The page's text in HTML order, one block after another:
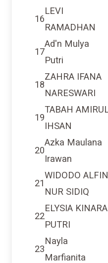
16
LEVI
RAMADHAN
17
Ad'n Mulya
Putri
18
ZAHRA IFANA
NARESWARI
19
TABAH AMIRUL
IHSAN
20
Azka Maulana
Irawan
21
WIDODO ALFIN
NUR SIDIQ
22
ELYSIA KINARA
PUTRI
23
Nayla
Marfianita